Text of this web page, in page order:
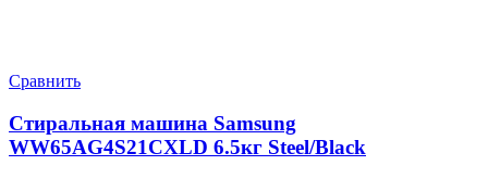
Сравнить
Стиральная машина Samsung
WW65AG4S21CXLD 6.5кг Steel/Black